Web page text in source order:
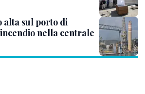
alta sul porto di
nella centrale